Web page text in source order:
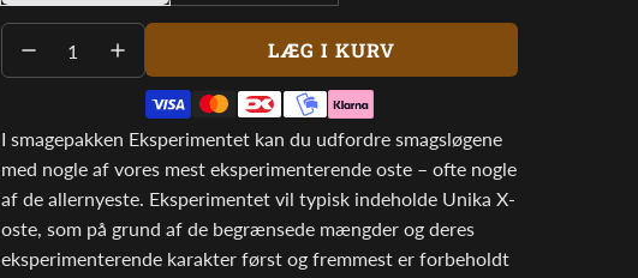
LÆG I KURV
I
N
D
L
Æ
S
E
R
I smagepakken Eksperimentet kan du udfordre smagsløgene
med nogle af vores mest eksperimenterende oste – ofte nogle
af de allernyeste. Eksperimentet vil typisk indeholde Unika X-
oste, som på grund af de begrænsede mængder og deres
eksperimenterende karakter først og fremmest er forbeholdt